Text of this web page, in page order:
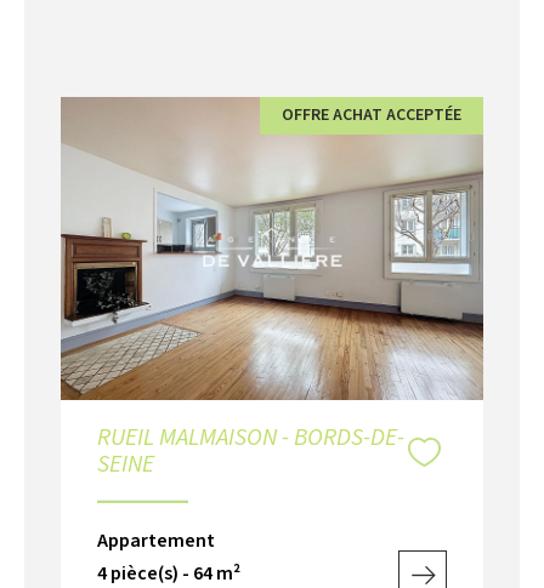
OFFRE ACHAT ACCEPTÉE
RUEIL MALMAISON - BORDS-DE-
SEINE
Appartement
4 pièce(s) - 64 m²